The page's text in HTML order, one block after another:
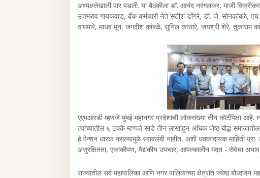
अध्यक्षतेखाली पार पडली. या बैठकीला डॉ. आनंद नरंगलकर, माजी
उत्तमराव गायकवाड, बँक कर्मचारी नेते सतीश डोंगरे, डी. जे. सोनकांबळे,
वाघमारे, माधव मून, जगदीश कांबळे, सुनिल कासारे, जयश्री शेरे, तुकाराम
एएमआरडी म्हणजे मुंबई महानगर प्रदेशाची लोकसंख्या तीन कोटींपेक्षा
त्यांच्यातील ६ टक्के म्हणजे साडे तीन लाखांहून अधिक जेष्ठ बौद्ध
हे पेन्शन धारक नसल्यामुळे स्वावलंबी नाहीत, अशी धक्कादायक माहिती प्रा.
असुरक्षितता, एकाकीपण, वैद्यकीय उपचार, आपत्कालीन मदत - सेवेचा
राज्यातील सर्व महापालिका आणि नगर पालिकांच्या क्षेत्रांत ज्येष्ठ